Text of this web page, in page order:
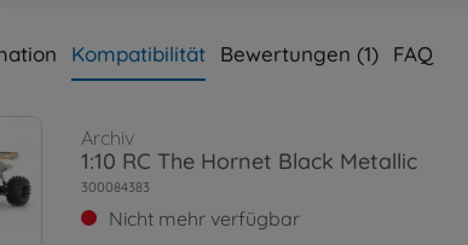
Kompatibilität Bewertungen (1) FAQ
Archiv
1:10 RC The Hornet Black Metallic
300084383
Nicht mehr verfügbar